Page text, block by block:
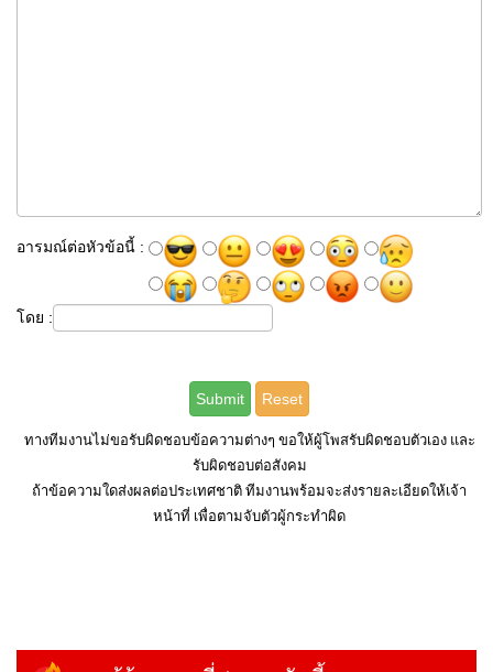
อารมณ์ต่อหัวข้อนี้ :
โดย :
ทางทีมงานไม่ขอรับผิดชอบข้อความต่างๆ ขอให้ผู้โพสรับผิดชอบตัวเอง และ
รับผิดชอบต่อสังคม
ถ้าข้อความใดส่งผลต่อประเทศชาติ ทีมงานพร้อมจะส่งรายละเอียดให้เจ้า
หน้าที่ เพื่อตามจับตัวผู้กระทำผิด